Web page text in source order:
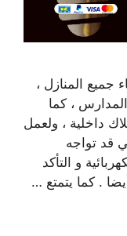
جميع المنازل ،
المدارس ، كما
داخلية ، ولعمل
قد تواجه
و التأكد
. كما يتمتع …